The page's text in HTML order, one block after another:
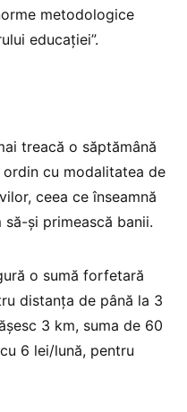
metodologice
educaţiei”.
treacă o săptămână
cu modalitatea de
ceea ce înseamnă
și primească banii.
o sumă forfetară
distanța de până la 3
3 km, suma de 60
6 lei/lună, pentru